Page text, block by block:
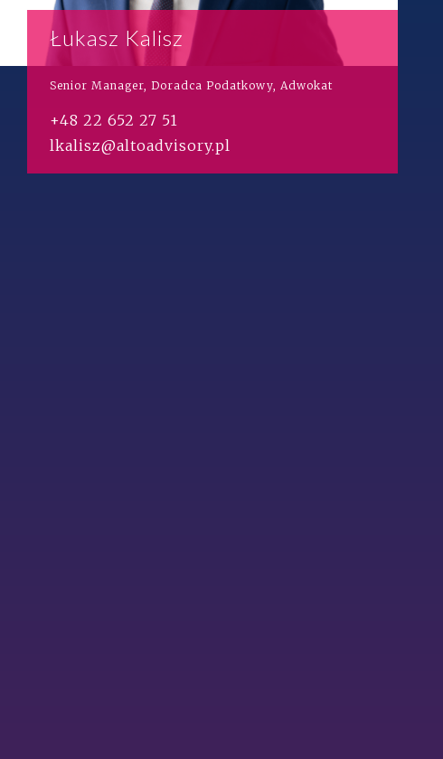
Łukasz Kalisz
Senior Manager, Doradca Podatkowy, Adwokat
+48 22 652 27 51
lkalisz@altoadvisory.pl